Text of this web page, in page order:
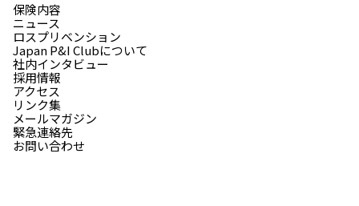
保険内容
社内インタビュー
緊急連絡先
ニュース
採用情報
リンク集
ロスプリベンション
アクセス
メールマガジン
Japan P&I Clubについて
お問い合わせ